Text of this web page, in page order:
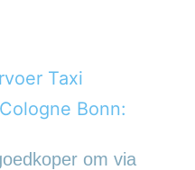
Taxi
Bonn:
om via